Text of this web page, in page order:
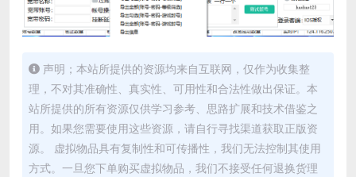
声明；本站所提供的资源均来自互联网，仅作为收集整
理，不对其准确性、真实性、可用性和合法性做出保证。本
站所提供的所有资源仅供学习参考、思路扩展和技术借鉴之
用。如果您需要使用这些资源，请自行寻找渠道获取正版资
源。 虚拟物品具有复制性和可传播性，我们无法控制其使用
方式。一旦您下单购买虚拟物品，我们不接受任何退换货理